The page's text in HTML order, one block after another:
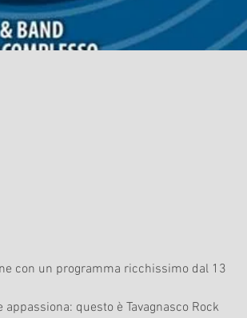
con un programma ricchissimo dal 13
questo è Tavagnasco Rock